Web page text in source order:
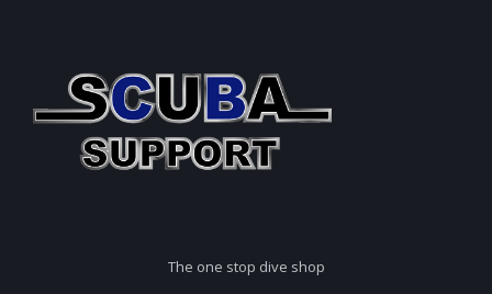
The one stop dive shop